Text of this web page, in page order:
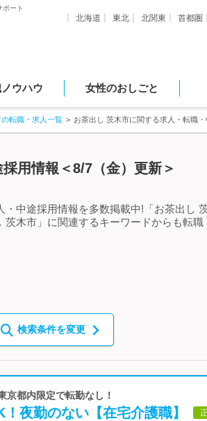
ポート
北海道 東北 北関東 首都圏
ウハウ 女性のおしごと
転職・求人一覧 お茶出し 茨木市に関する求人・転職
用情報＜8/7（金）更新＞
中途採用情報を多数掲載中!「お茶出し
木市」に関連するキーワードからも転
検索条件を変更
京都内限定で転勤なし！
夜勤のない【在宅介護職】